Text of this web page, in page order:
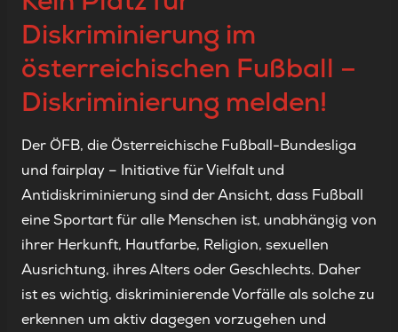
Diskriminierung im
österreichischen Fußball –
Diskriminierung melden!
Der ÖFB, die Österreichische Fußball-Bundesliga
und fairplay – Initiative für Vielfalt und
Antidiskriminierung sind der Ansicht, dass Fußball
eine Sportart für alle Menschen ist, unabhängig von
ihrer Herkunft, Hautfarbe, Religion, sexuellen
Ausrichtung, ihres Alters oder Geschlechts. Daher
ist es wichtig, diskriminierende Vorfälle als solche zu
erkennen um aktiv dagegen vorzugehen und